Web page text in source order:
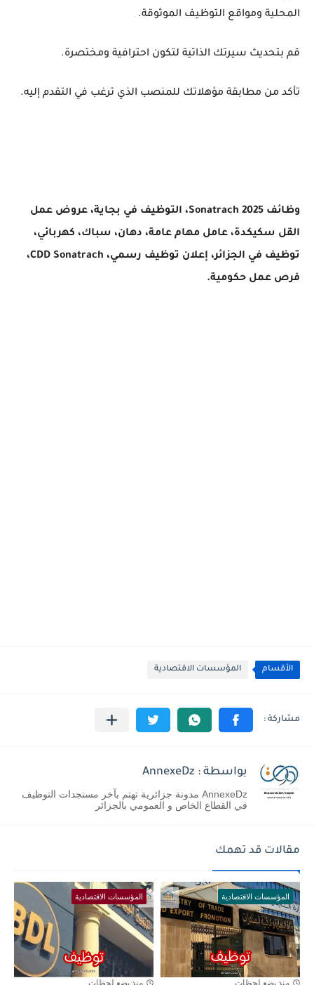
المحلية ومواقع التوظيف الموثوقة.
قم بتحديث سيرتك الذاتية لتكون احترافية ومختصرة.
تأكد من مطابقة مؤهلاتك للمنصب الذي ترغب في التقدم إليه.
وظائف Sonatrach 2025، التوظيف في بجاية، عروض عمل
القل سكيكدة، عامل مهام عامة، دهان، سباك، كهربائي،
توظيف في الجزائر، إعلان توظيف رسمي، CDD Sonatrach،
فرص عمل حكومية.
الأقسام المؤسسات الاقتصادية
بواسطة : AnnexeDz
AnnexeDz مدونة جزائرية تهتم بآخر مستجدات التوظيف
في القطاع الخاص و العمومي بالجزائر
مقالات قد تهمك
المؤسسات الاقتصادية
منذ بضع لحظات
المؤسسات الاقتصادية
منذ بضع لحظات